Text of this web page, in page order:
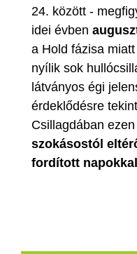
24. között -
idei évben
a Hold fázisa
nyílik sok
látványos égi
érdeklődésre
Csillagdában
szokásostól
fordított napokkal